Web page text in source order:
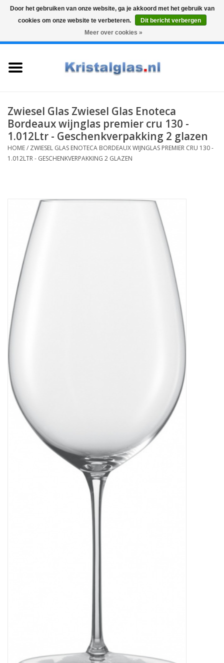
Graveren
Karaffen
Glas graveren
Vazen
Koffie & Thee
Bar & Wijn
Zwiesel Glas Zwiesel Glas Enoteca
Bordeaux wijnglas premier cru 130 -
1.012Ltr - Geschenkverpakking 2 glazen
HOME/ ZWIESEL GLAS ENOTECA BORDEAUX WIJNGLAS PREMIER CRU 130 -
1.012LTR - GESCHENKVERPAKKING 2 GLAZEN
Door het gebruiken van onze website, ga je akkoord met het gebruik van
cookies om onze website te verbeteren.
Dit bericht verbergen
Meer over cookies »